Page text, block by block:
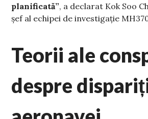
planificată”, a declarat Kok Soo
șef al echipei de investigație
Teorii ale
despre